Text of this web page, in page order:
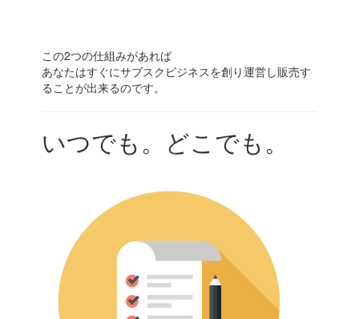
この2つの仕組みがあれば
あなたはすぐにサブスクビジネスを創り運営し販売す
ることが出来るのです。
いつでも。どこでも。